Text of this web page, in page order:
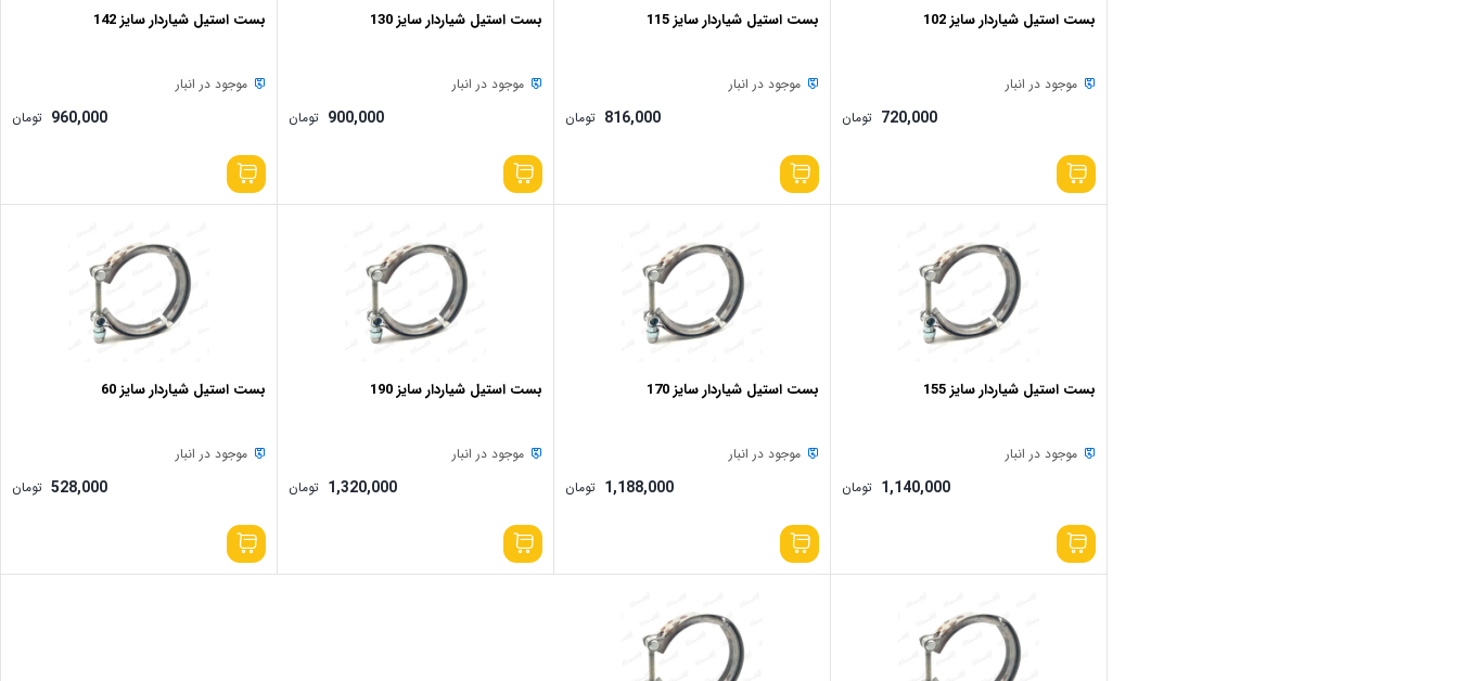
بست استیل شیاردار سایز 102
موجود در انبار
720,000 تومان
بست استیل شیاردار سایز 115
موجود در انبار
816,000 تومان
بست استیل شیاردار سایز 130
موجود در انبار
900,000 تومان
بست استیل شیاردار سایز 142
موجود در انبار
960,000 تومان
بست استیل شیاردار سایز 155
موجود در انبار
1,140,000 تومان
بست استیل شیاردار سایز 170
موجود در انبار
1,188,000 تومان
بست استیل شیاردار سایز 190
موجود در انبار
1,320,000 تومان
بست استیل شیاردار سایز 60
موجود در انبار
528,000 تومان